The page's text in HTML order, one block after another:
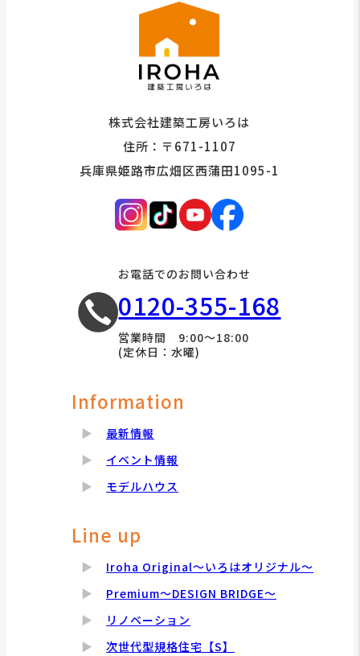
株式会社建築工房いろは
住所：〒671-1107
兵庫県姫路市広畑区西蒲田1095-1
お電話でのお問い合わせ
0120-355-168
営業時間 9:00～18:00
(定休日：水曜)
Information
最新情報
イベント情報
モデルハウス
Line up
Iroha Original～いろはオリジナル～
Premium～DESIGN BRIDGE～
リノベーション
次世代型規格住宅【S】